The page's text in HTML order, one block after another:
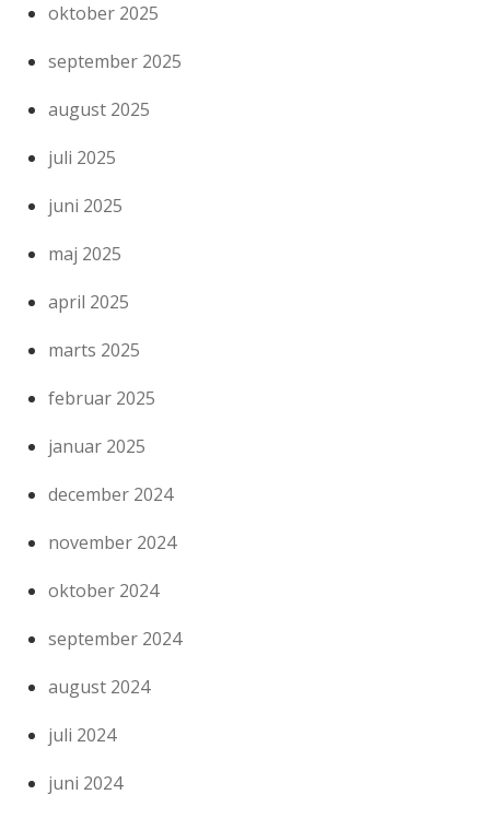
oktober 2025
september 2025
august 2025
juli 2025
juni 2025
maj 2025
april 2025
marts 2025
februar 2025
januar 2025
december 2024
november 2024
oktober 2024
september 2024
august 2024
juli 2024
juni 2024